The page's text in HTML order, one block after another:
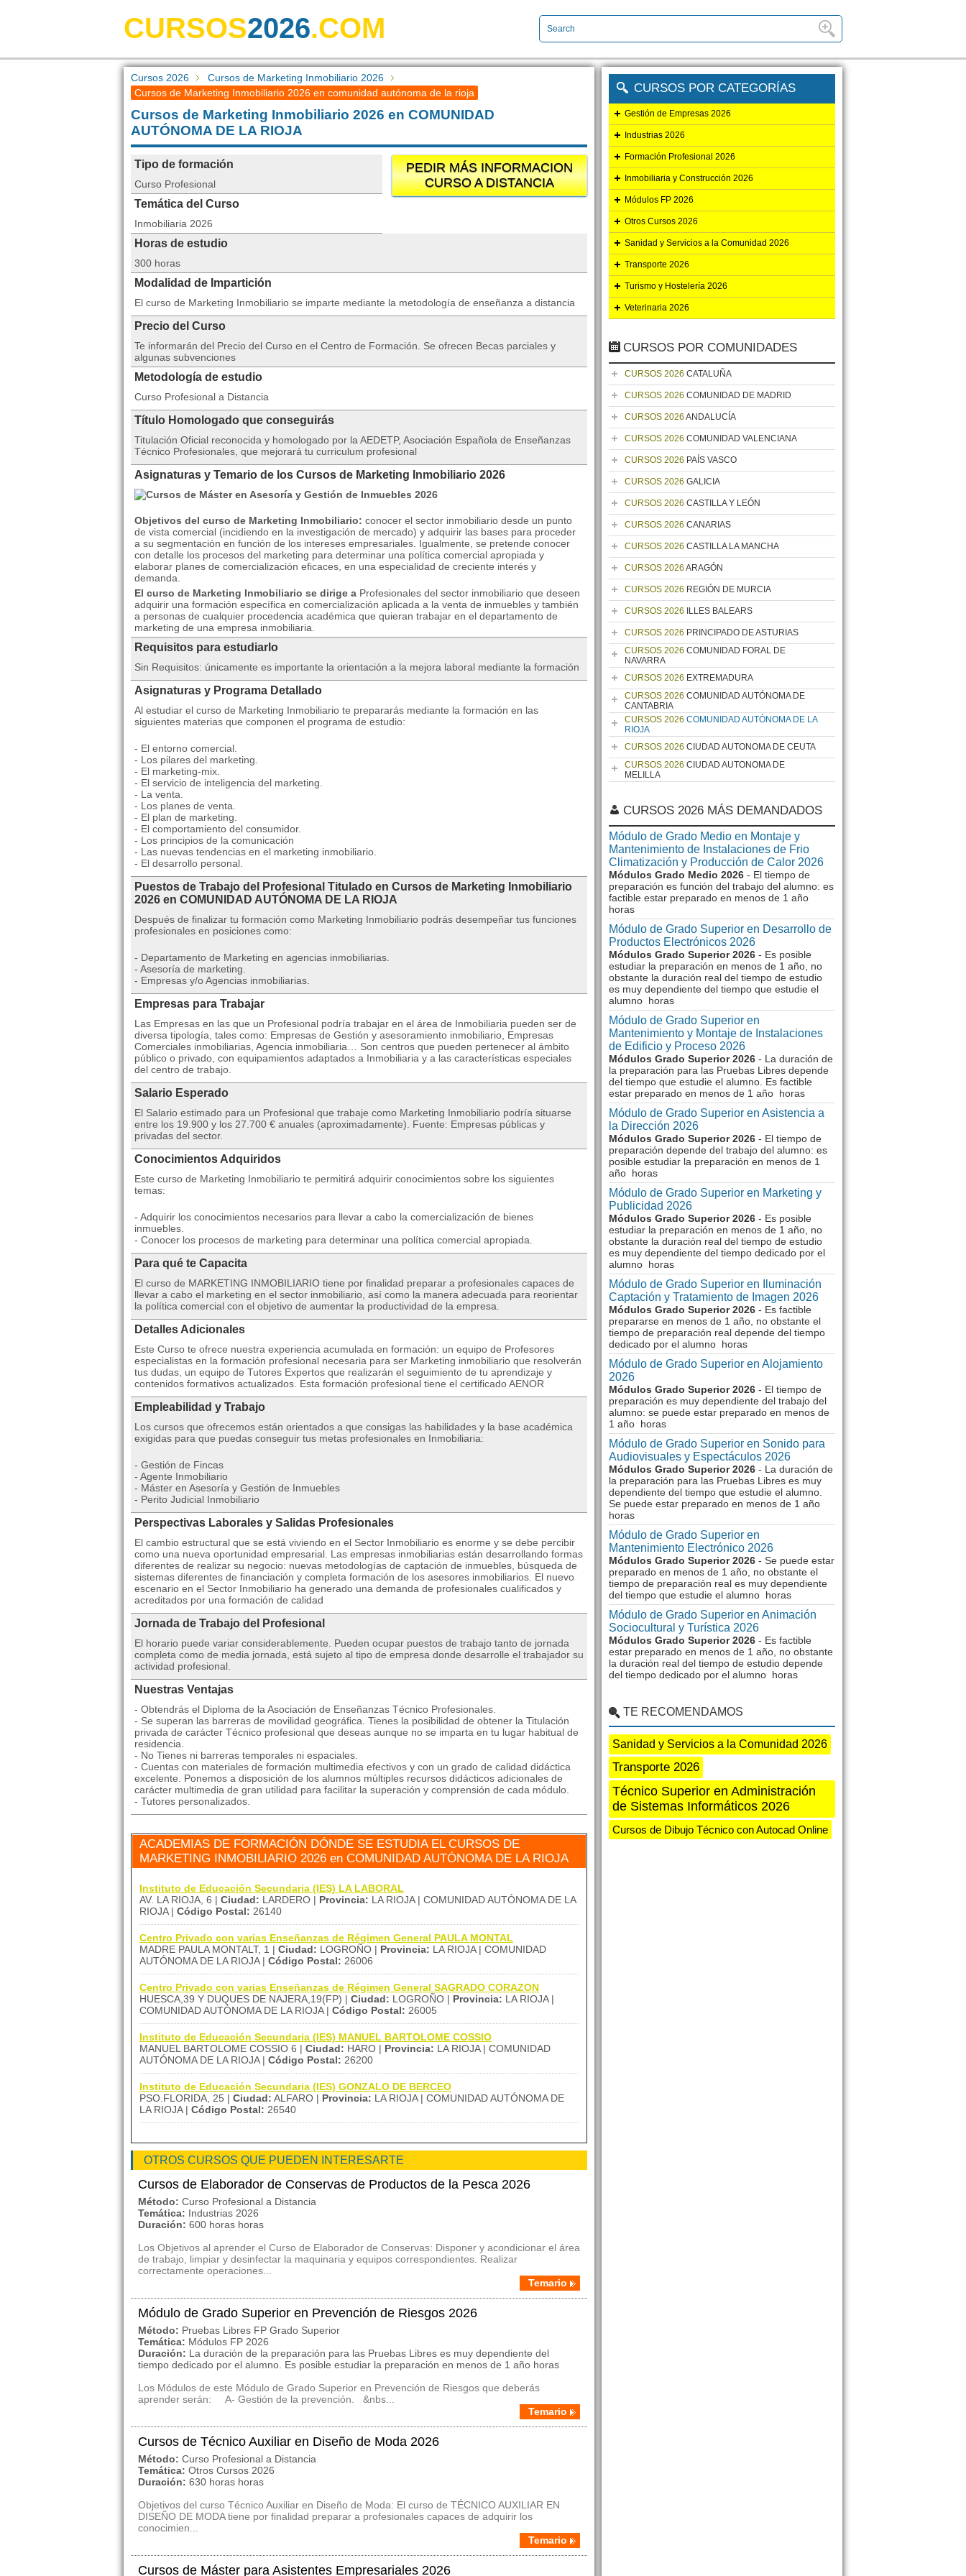
CURSOS2026.COM
Cursos 2026
Cursos de Marketing Inmobiliario 2026
Cursos de Marketing Inmobiliario 2026 en comunidad autónoma de la rioja
Cursos de Marketing Inmobiliario 2026 en COMUNIDAD
AUTÓNOMA DE LA RIOJA
PEDIR MÁS INFORMACION
CURSO A DISTANCIA
Tipo de formación
Curso Profesional
Temática del Curso
Inmobiliaria 2026
Horas de estudio
300 horas
Modalidad de Impartición
El curso de Marketing Inmobiliario se imparte mediante la metodología de enseñanza a distancia
Precio del Curso
Te informarán del Precio del Curso en el Centro de Formación. Se ofrecen Becas parciales y
algunas subvenciones
Metodología de estudio
Curso Profesional a Distancia
Título Homologado que conseguirás
Titulación Oficial reconocida y homologado por la AEDETP, Asociación Española de Enseñanzas
Técnico Profesionales, que mejorará tu curriculum profesional
Asignaturas y Temario de los Cursos de Marketing Inmobiliario 2026
Objetivos del curso de Marketing Inmobiliario: conocer el sector inmobiliario desde un punto
de vista comercial (incidiendo en la investigación de mercado) y adquirir las bases para proceder
a su segmentación en función de los intereses empresariales. Igualmente, se pretende conocer
con detalle los procesos del marketing para determinar una política comercial apropiada y
elaborar planes de comercialización eficaces, en una especialidad de creciente interés y
demanda.
El curso de Marketing Inmobiliario se dirige a Profesionales del sector inmobiliario que deseen
adquirir una formación específica en comercialización aplicada a la venta de inmuebles y también
a personas de cualquier procedencia académica que quieran trabajar en el departamento de
marketing de una empresa inmobiliaria.
Requisitos para estudiarlo
Sin Requisitos: únicamente es importante la orientación a la mejora laboral mediante la formación
Asignaturas y Programa Detallado
Al estudiar el curso de Marketing Inmobiliario te prepararás mediante la formación en las
siguientes materias que componen el programa de estudio:
- El entorno comercial.
- Los pilares del marketing.
- El marketing-mix.
- El servicio de inteligencia del marketing.
- La venta.
- Los planes de venta.
- El plan de marketing.
- El comportamiento del consumidor.
- Los principios de la comunicación
- Las nuevas tendencias en el marketing inmobiliario.
- El desarrollo personal.
Puestos de Trabajo del Profesional Titulado en Cursos de Marketing Inmobiliario
2026 en COMUNIDAD AUTÓNOMA DE LA RIOJA
Después de finalizar tu formación como Marketing Inmobiliario podrás desempeñar tus funciones
profesionales en posiciones como:
- Departamento de Marketing en agencias inmobiliarias.
- Asesoría de marketing.
- Empresas y/o Agencias inmobiliarias.
Empresas para Trabajar
Las Empresas en las que un Profesional podría trabajar en el área de Inmobiliaria pueden ser de
diversa tipología, tales como: Empresas de Gestión y asesoramiento inmobiliario, Empresas
Comerciales inmobiliarias, Agencia inmobiliaria… Son centros que pueden pertenecer al ámbito
público o privado, con equipamientos adaptados a Inmobiliaria y a las características especiales
del centro de trabajo.
Salario Esperado
El Salario estimado para un Profesional que trabaje como Marketing Inmobiliario podría situarse
entre los 19.900 y los 27.700 € anuales (aproximadamente). Fuente: Empresas públicas y
privadas del sector.
Conocimientos Adquiridos
Este curso de Marketing Inmobiliario te permitirá adquirir conocimientos sobre los siguientes
temas:
- Adquirir los conocimientos necesarios para llevar a cabo la comercialización de bienes
inmuebles.
- Conocer los procesos de marketing para determinar una política comercial apropiada.
Para qué te Capacita
El curso de MARKETING INMOBILIARIO tiene por finalidad preparar a profesionales capaces de
llevar a cabo el marketing en el sector inmobiliario, así como la manera adecuada para reorientar
la política comercial con el objetivo de aumentar la productividad de la empresa.
Detalles Adicionales
Este Curso te ofrece nuestra experiencia acumulada en formación: un equipo de Profesores
especialistas en la formación profesional necesaria para ser Marketing inmobiliario que resolverán
tus dudas, un equipo de Tutores Expertos que realizarán el seguimiento de tu aprendizaje y
contenidos formativos actualizados. Esta formación profesional tiene el certificado AENOR
Empleabilidad y Trabajo
Los cursos que ofrecemos están orientados a que consigas las habilidades y la base académica
exigidas para que puedas conseguir tus metas profesionales en Inmobiliaria:
- Gestión de Fincas
- Agente Inmobiliario
- Máster en Asesoría y Gestión de Inmuebles
- Perito Judicial Inmobiliario
Perspectivas Laborales y Salidas Profesionales
El cambio estructural que se está viviendo en el Sector Inmobiliario es enorme y se debe percibir
como una nueva oportunidad empresarial. Las empresas inmobiliarias están desarrollando formas
diferentes de realizar su negocio: nuevas metodologías de captación de inmuebles, búsqueda de
sistemas diferentes de financiación y completa formación de los asesores inmobiliarios. El nuevo
escenario en el Sector Inmobiliario ha generado una demanda de profesionales cualificados y
acreditados por una formación de calidad
Jornada de Trabajo del Profesional
El horario puede variar considerablemente. Pueden ocupar puestos de trabajo tanto de jornada
completa como de media jornada, está sujeto al tipo de empresa donde desarrolle el trabajador su
actividad profesional.
Nuestras Ventajas
- Obtendrás el Diploma de la Asociación de Enseñanzas Técnico Profesionales.
- Se superan las barreras de movilidad geográfica. Tienes la posibilidad de obtener la Titulación
privada de carácter Técnico profesional que deseas aunque no se imparta en tu lugar habitual de
residencia.
- No Tienes ni barreras temporales ni espaciales.
- Cuentas con materiales de formación multimedia efectivos y con un grado de calidad didáctica
excelente. Ponemos a disposición de los alumnos múltiples recursos didácticos adicionales de
carácter multimedia de gran utilidad para facilitar la superación y comprensión de cada módulo.
- Tutores personalizados.
ACADEMIAS DE FORMACIÓN DÓNDE SE ESTUDIA EL CURSOS DE
MARKETING INMOBILIARIO 2026 en COMUNIDAD AUTÓNOMA DE LA RIOJA
Instituto de Educación Secundaria (IES) LA LABORAL
AV. LA RIOJA, 6 | Ciudad: LARDERO | Provincia: LA RIOJA | COMUNIDAD AUTÓNOMA DE LA
RIOJA | Código Postal: 26140
Centro Privado con varias Enseñanzas de Régimen General PAULA MONTAL
MADRE PAULA MONTALT, 1 | Ciudad: LOGROÑO | Provincia: LA RIOJA | COMUNIDAD
AUTÓNOMA DE LA RIOJA | Código Postal: 26006
Centro Privado con varias Enseñanzas de Régimen General SAGRADO CORAZON
HUESCA,39 Y DUQUES DE NAJERA,19(FP) | Ciudad: LOGROÑO | Provincia: LA RIOJA |
COMUNIDAD AUTÓNOMA DE LA RIOJA | Código Postal: 26005
Instituto de Educación Secundaria (IES) MANUEL BARTOLOME COSSIO
MANUEL BARTOLOME COSSIO 6 | Ciudad: HARO | Provincia: LA RIOJA | COMUNIDAD
AUTÓNOMA DE LA RIOJA | Código Postal: 26200
Instituto de Educación Secundaria (IES) GONZALO DE BERCEO
PSO.FLORIDA, 25 | Ciudad: ALFARO | Provincia: LA RIOJA | COMUNIDAD AUTÓNOMA DE
LA RIOJA | Código Postal: 26540
OTROS CURSOS QUE PUEDEN INTERESARTE
Cursos de Elaborador de Conservas de Productos de la Pesca 2026
Método: Curso Profesional a Distancia
Temática: Industrias 2026
Duración: 600 horas horas
Los Objetivos al aprender el Curso de Elaborador de Conservas: Disponer y acondicionar el área
de trabajo, limpiar y desinfectar la maquinaria y equipos correspondientes. Realizar
correctamente operaciones...
Temario
Módulo de Grado Superior en Prevención de Riesgos 2026
Método: Pruebas Libres FP Grado Superior
Temática: Módulos FP 2026
Duración: La duración de la preparación para las Pruebas Libres es muy dependiente del
tiempo dedicado por el alumno. Es posible estudiar la preparación en menos de 1 año horas
Los Módulos de este Módulo de Grado Superior en Prevención de Riesgos que deberás
aprender serán: A- Gestión de la prevención. &nbs...
Temario
Cursos de Técnico Auxiliar en Diseño de Moda 2026
Método: Curso Profesional a Distancia
Temática: Otros Cursos 2026
Duración: 630 horas horas
Objetivos del curso Técnico Auxiliar en Diseño de Moda: El curso de TÉCNICO AUXILIAR EN
DISEÑO DE MODA tiene por finalidad preparar a profesionales capaces de adquirir los
conocimien...
Temario
Cursos de Máster para Asistentes Empresariales 2026
CURSOS POR CATEGORÍAS
Gestión de Empresas 2026
Industrias 2026
Formación Profesional 2026
Inmobiliaria y Construcción 2026
Módulos FP 2026
Otros Cursos 2026
Sanidad y Servicios a la Comunidad 2026
Transporte 2026
Turismo y Hostelería 2026
Veterinaria 2026
CURSOS POR COMUNIDADES
CURSOS 2026 CATALUÑA
CURSOS 2026 COMUNIDAD DE MADRID
CURSOS 2026 ANDALUCÍA
CURSOS 2026 COMUNIDAD VALENCIANA
CURSOS 2026 PAÍS VASCO
CURSOS 2026 GALICIA
CURSOS 2026 CASTILLA Y LEÓN
CURSOS 2026 CANARIAS
CURSOS 2026 CASTILLA LA MANCHA
CURSOS 2026 ARAGÓN
CURSOS 2026 REGIÓN DE MURCIA
CURSOS 2026 ILLES BALEARS
CURSOS 2026 PRINCIPADO DE ASTURIAS
CURSOS 2026 COMUNIDAD FORAL DE
NAVARRA
CURSOS 2026 EXTREMADURA
CURSOS 2026 COMUNIDAD AUTÓNOMA DE
CANTABRIA
CURSOS 2026 COMUNIDAD AUTÓNOMA DE LA
RIOJA
CURSOS 2026 CIUDAD AUTONOMA DE CEUTA
CURSOS 2026 CIUDAD AUTONOMA DE
MELILLA
CURSOS 2026 MÁS DEMANDADOS
Módulo de Grado Medio en Montaje y
Mantenimiento de Instalaciones de Frio
Climatización y Producción de Calor 2026
Módulos Grado Medio 2026 - El tiempo de
preparación es función del trabajo del alumno: es
factible estar preparado en menos de 1 año
horas
Módulo de Grado Superior en Desarrollo de
Productos Electrónicos 2026
Módulos Grado Superior 2026 - Es posible
estudiar la preparación en menos de 1 año, no
obstante la duración real del tiempo de estudio
es muy dependiente del tiempo que estudie el
alumno horas
Módulo de Grado Superior en
Mantenimiento y Montaje de Instalaciones
de Edificio y Proceso 2026
Módulos Grado Superior 2026 - La duración de
la preparación para las Pruebas Libres depende
del tiempo que estudie el alumno. Es factible
estar preparado en menos de 1 año horas
Módulo de Grado Superior en Asistencia a
la Dirección 2026
Módulos Grado Superior 2026 - El tiempo de
preparación depende del trabajo del alumno: es
posible estudiar la preparación en menos de 1
año horas
Módulo de Grado Superior en Marketing y
Publicidad 2026
Módulos Grado Superior 2026 - Es posible
estudiar la preparación en menos de 1 año, no
obstante la duración real del tiempo de estudio
es muy dependiente del tiempo dedicado por el
alumno horas
Módulo de Grado Superior en Iluminación
Captación y Tratamiento de Imagen 2026
Módulos Grado Superior 2026 - Es factible
prepararse en menos de 1 año, no obstante el
tiempo de preparación real depende del tiempo
dedicado por el alumno horas
Módulo de Grado Superior en Alojamiento
2026
Módulos Grado Superior 2026 - El tiempo de
preparación es muy dependiente del trabajo del
alumno: se puede estar preparado en menos de
1 año horas
Módulo de Grado Superior en Sonido para
Audiovisuales y Espectáculos 2026
Módulos Grado Superior 2026 - La duración de
la preparación para las Pruebas Libres es muy
dependiente del tiempo que estudie el alumno.
Se puede estar preparado en menos de 1 año
horas
Módulo de Grado Superior en
Mantenimiento Electrónico 2026
Módulos Grado Superior 2026 - Se puede estar
preparado en menos de 1 año, no obstante el
tiempo de preparación real es muy dependiente
del tiempo que estudie el alumno horas
Módulo de Grado Superior en Animación
Sociocultural y Turística 2026
Módulos Grado Superior 2026 - Es factible
estar preparado en menos de 1 año, no obstante
la duración real del tiempo de estudio depende
del tiempo dedicado por el alumno horas
TE RECOMENDAMOS
Sanidad y Servicios a la Comunidad 2026
Transporte 2026
Técnico Superior en Administración
de Sistemas Informáticos 2026
Cursos de Dibujo Técnico con Autocad Online